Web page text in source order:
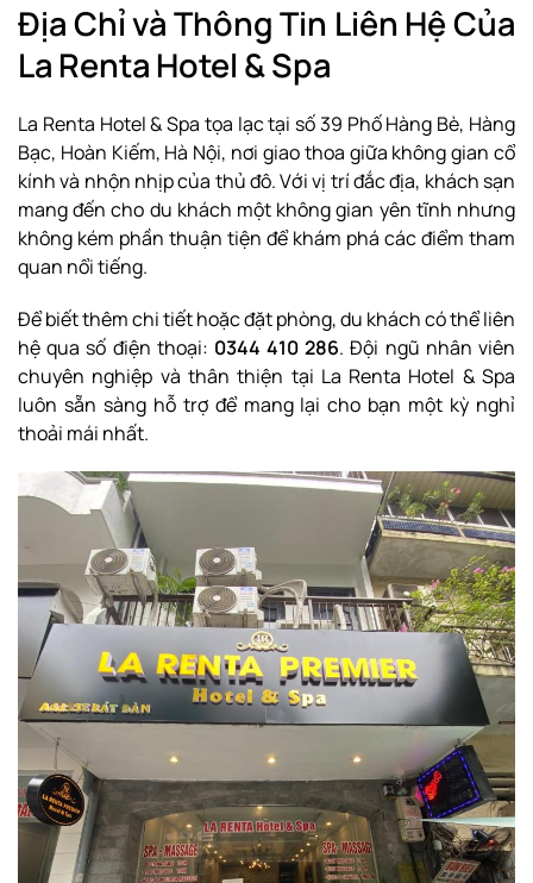
Địa Chỉ và Thông Tin Liên Hệ Của
La Renta Hotel & Spa
La Renta Hotel & Spa tọa lạc tại số 39 Phố Hàng Bè, Hàng
Bạc, Hoàn Kiếm, Hà Nội, nơi giao thoa giữa không gian cổ
kính và nhộn nhịp của thủ đô. Với vị trí đắc địa, khách sạn
mang đến cho du khách một không gian yên tĩnh nhưng
không kém phần thuận tiện để khám phá các điểm tham
quan nổi tiếng.
Để biết thêm chi tiết hoặc đặt phòng, du khách có thể liên
hệ qua số điện thoại: 0344 410 286. Đội ngũ nhân viên
chuyên nghiệp và thân thiện tại La Renta Hotel & Spa
luôn sẵn sàng hỗ trợ để mang lại cho bạn một kỳ nghỉ
thoải mái nhất.